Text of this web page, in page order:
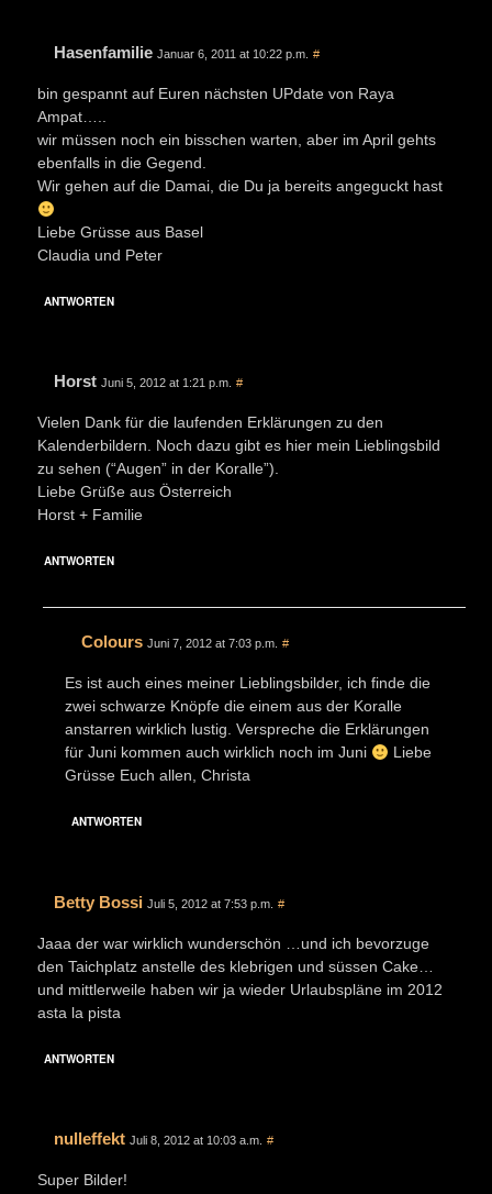
Hasenfamilie Januar 6, 2011 at 10:22 p.m. #
bin gespannt auf Euren nächsten UPdate von Raya
Ampat…..
wir müssen noch ein bisschen warten, aber im April gehts
ebenfalls in die Gegend.
Wir gehen auf die Damai, die Du ja bereits angeguckt hast
Liebe Grüsse aus Basel
Claudia und Peter
ANTWORTEN
Horst Juni 5, 2012 at 1:21 p.m. #
Vielen Dank für die laufenden Erklärungen zu den
Kalenderbildern. Noch dazu gibt es hier mein Lieblingsbild
zu sehen (“Augen” in der Koralle”).
Liebe Grüße aus Österreich
Horst + Familie
ANTWORTEN
Colours Juni 7, 2012 at 7:03 p.m. #
Es ist auch eines meiner Lieblingsbilder, ich finde die
zwei schwarze Knöpfe die einem aus der Koralle
anstarren wirklich lustig. Verspreche die Erklärungen
für Juni kommen auch wirklich noch im Juni
Liebe
Grüsse Euch allen, Christa
ANTWORTEN
Betty Bossi Juli 5, 2012 at 7:53 p.m. #
Jaaa der war wirklich wunderschön …und ich bevorzuge
den Taichplatz anstelle des klebrigen und süssen Cake…
und mittlerweile haben wir ja wieder Urlaubspläne im 2012
asta la pista
ANTWORTEN
nulleffekt Juli 8, 2012 at 10:03 a.m. #
Super Bilder!